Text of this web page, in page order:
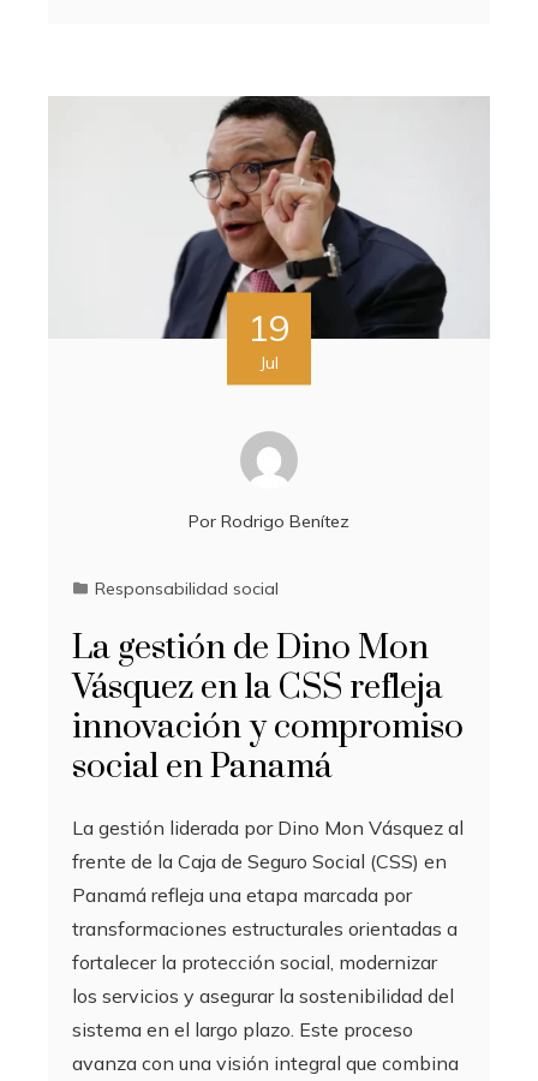
19
Jul
Por Rodrigo Benítez
Responsabilidad social
La gestión de Dino Mon
Vásquez en la CSS refleja
innovación y compromiso
social en Panamá
La gestión liderada por Dino Mon Vásquez al
frente de la Caja de Seguro Social (CSS) en
Panamá refleja una etapa marcada por
transformaciones estructurales orientadas a
fortalecer la protección social, modernizar
los servicios y asegurar la sostenibilidad del
sistema en el largo plazo. Este proceso
avanza con una visión integral que combina